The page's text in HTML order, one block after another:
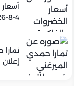
أسعار
4-8-2026 في مصر.. اخر تحديث